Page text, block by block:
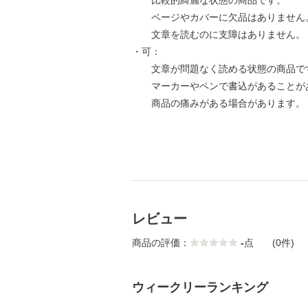
ページやカバーに欠品はありません
文章を読むのに支障はありません。
・可：
文章が問題なく読める状態の商品で
マーカーやペンで書込があることが
商品の痛みがある場合があります。
レビュー
商品の評価： -点 (0件)
ウィークリーランキング